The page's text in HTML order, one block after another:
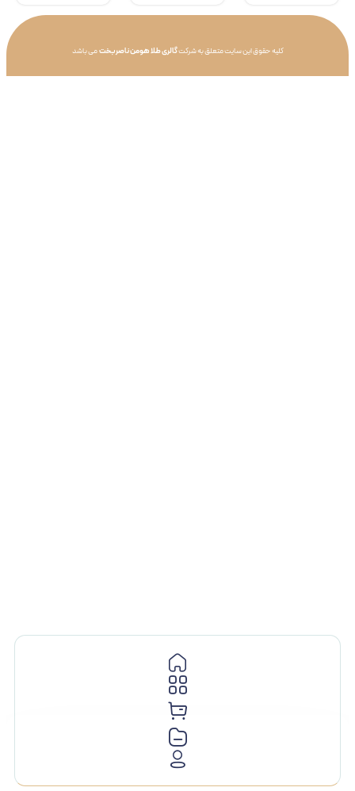
کلیه حقوق این سایت متعلق به شرکتگالری طلا هومن ناصربختمی باشد